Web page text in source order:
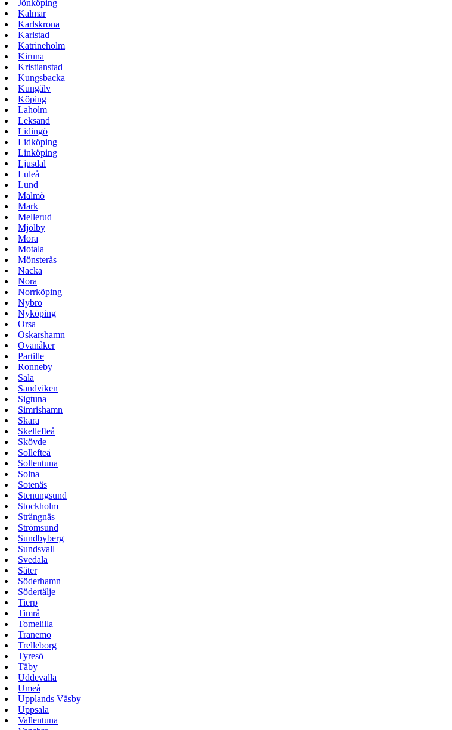
Jönköping
Kalmar
Karlskrona
Karlstad
Katrineholm
Kiruna
Kristianstad
Kungsbacka
Kungälv
Köping
Laholm
Leksand
Lidingö
Lidköping
Linköping
Ljusdal
Luleå
Lund
Malmö
Mark
Mellerud
Mjölby
Mora
Motala
Mönsterås
Nacka
Nora
Norrköping
Nybro
Nyköping
Orsa
Oskarshamn
Ovanåker
Partille
Ronneby
Sala
Sandviken
Sigtuna
Simrishamn
Skara
Skellefteå
Skövde
Sollefteå
Sollentuna
Solna
Sotenäs
Stenungsund
Stockholm
Strängnäs
Strömsund
Sundbyberg
Sundsvall
Svedala
Säter
Söderhamn
Södertälje
Tierp
Timrå
Tomelilla
Tranemo
Trelleborg
Tyresö
Täby
Uddevalla
Umeå
Upplands Väsby
Uppsala
Vallentuna